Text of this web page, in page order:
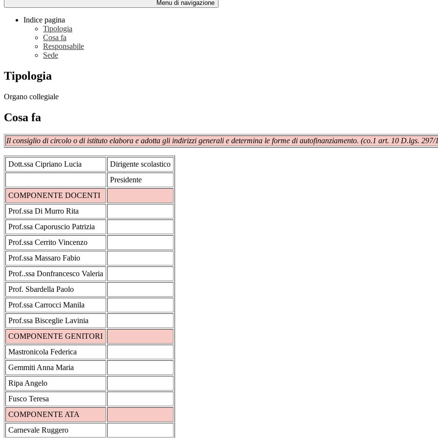
Menu di navigazione
Indice pagina
Tipologia
Cosa fa
Responsabile
Sede
Tipologia
Organo collegiale
Cosa fa
Il consiglio di circolo o di istituto elabora e adotta gli indirizzi generali e determina le forme di autofinanziamento. (co.1 art. 10 D.lgs. 297/
Dott.ssa Cipriano Lucia
Dirigente scolastico
Presidente
COMPONENTE DOCENTI
Prof.ssa Di Murro Rita
Prof.ssa Caporuscio Patrizia
Prof.ssa Cerrito Vincenzo
Prof.ssa Massaro Fabio
Prof..ssa Donfrancesco Valeria
Prof. Sbardella Paolo
Prof.ssa Carrocci Manila
Prof.ssa Bisceglie Lavinia
COMPONENTE GENITORI
Mastronicola Federica
Gemmiti Anna Maria
Ripa Angelo
Fusco Teresa
COMPONENTE ATA
Carnevale Ruggero